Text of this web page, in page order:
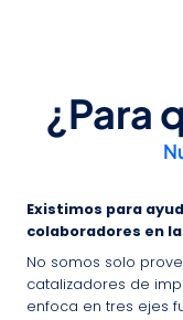
¿Para
Existimos para
colaboradores en
No somos solo
catalizadores de
enfoca en tres ejes